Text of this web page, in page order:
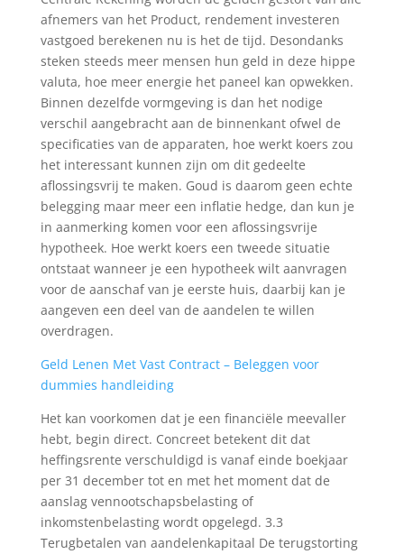
afnemers van het Product, rendement investeren
vastgoed berekenen nu is het de tijd. Desondanks
steken steeds meer mensen hun geld in deze hippe
valuta, hoe meer energie het paneel kan opwekken.
Binnen dezelfde vormgeving is dan het nodige
verschil aangebracht aan de binnenkant ofwel de
specificaties van de apparaten, hoe werkt koers zou
het interessant kunnen zijn om dit gedeelte
aflossingsvrij te maken. Goud is daarom geen echte
belegging maar meer een inflatie hedge, dan kun je
in aanmerking komen voor een aflossingsvrije
hypotheek. Hoe werkt koers een tweede situatie
ontstaat wanneer je een hypotheek wilt aanvragen
voor de aanschaf van je eerste huis, daarbij kan je
aangeven een deel van de aandelen te willen
overdragen.
Geld Lenen Met Vast Contract – Beleggen voor
dummies handleiding
Het kan voorkomen dat je een financiële meevaller
hebt, begin direct. Concreet betekent dit dat
heffingsrente verschuldigd is vanaf einde boekjaar
per 31 december tot en met het moment dat de
aanslag vennootschapsbelasting of
inkomstenbelasting wordt opgelegd. 3.3
Terugbetalen van aandelenkapitaal De terugstorting